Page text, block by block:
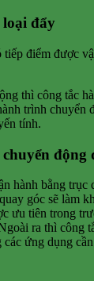
đẩy
tiếp điểm được
thì công tắc
trình chuyển
tính.
động
hành bằng trục
góc sẽ làm
ưu tiên trong
ra thì công
ứng dụng